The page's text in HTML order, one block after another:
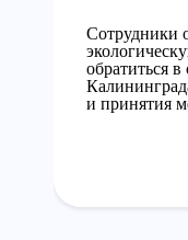
Сотрудники
обратиться
и принятия